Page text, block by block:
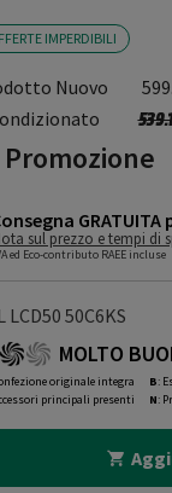
IMPERDIBILI
Nuovo
sul prezzo e tempi di
ed Eco-contributo RAEE incluse
LCD50 50C6KS
MOLTO
originale integra
principali presenti
B:
N: